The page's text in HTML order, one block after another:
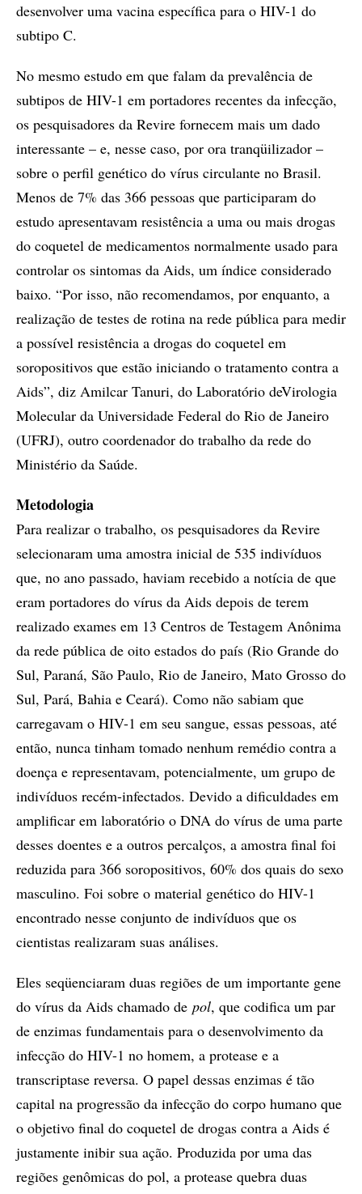
desenvolver uma vacina específica para o HIV-1 do
subtipo C.
No mesmo estudo em que falam da prevalência de
subtipos de HIV-1 em portadores recentes da infecção,
os pesquisadores da Revire fornecem mais um dado
interessante – e, nesse caso, por ora tranqüilizador –
sobre o perfil genético do vírus circulante no Brasil.
Menos de 7% das 366 pessoas que participaram do
estudo apresentavam resistência a uma ou mais drogas
do coquetel de medicamentos normalmente usado para
controlar os sintomas da Aids, um índice considerado
baixo. “Por isso, não recomendamos, por enquanto, a
realização de testes de rotina na rede pública para medir
a possível resistência a drogas do coquetel em
soropositivos que estão iniciando o tratamento contra a
Aids”, diz Amilcar Tanuri, do Laboratório deVirologia
Molecular da Universidade Federal do Rio de Janeiro
(UFRJ), outro coordenador do trabalho da rede do
Ministério da Saúde.
Metodologia
Para realizar o trabalho, os pesquisadores da Revire
selecionaram uma amostra inicial de 535 indivíduos
que, no ano passado, haviam recebido a notícia de que
eram portadores do vírus da Aids depois de terem
realizado exames em 13 Centros de Testagem Anônima
da rede pública de oito estados do país (Rio Grande do
Sul, Paraná, São Paulo, Rio de Janeiro, Mato Grosso do
Sul, Pará, Bahia e Ceará). Como não sabiam que
carregavam o HIV-1 em seu sangue, essas pessoas, até
então, nunca tinham tomado nenhum remédio contra a
doença e representavam, potencialmente, um grupo de
indivíduos recém-infectados. Devido a dificuldades em
amplificar em laboratório o DNA do vírus de uma parte
desses doentes e a outros percalços, a amostra final foi
reduzida para 366 soropositivos, 60% dos quais do sexo
masculino. Foi sobre o material genético do HIV-1
encontrado nesse conjunto de indivíduos que os
cientistas realizaram suas análises.
Eles seqüenciaram duas regiões de um importante gene
do vírus da Aids chamado de pol, que codifica um par
de enzimas fundamentais para o desenvolvimento da
infecção do HIV-1 no homem, a protease e a
transcriptase reversa. O papel dessas enzimas é tão
capital na progressão da infecção do corpo humano que
o objetivo final do coquetel de drogas contra a Aids é
justamente inibir sua ação. Produzida por uma das
regiões genômicas do pol, a protease quebra duas